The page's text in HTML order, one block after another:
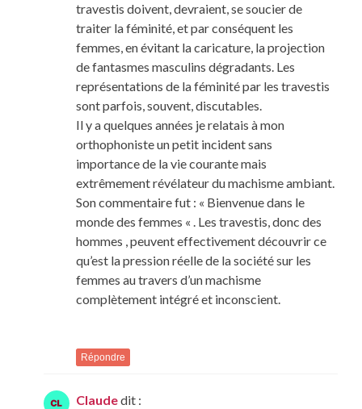
travestis doivent, devraient, se soucier de
traiter la féminité, et par conséquent les
femmes, en évitant la caricature, la projection
de fantasmes masculins dégradants. Les
représentations de la féminité par les travestis
sont parfois, souvent, discutables.
Il y a quelques années je relatais à mon
orthophoniste un petit incident sans
importance de la vie courante mais
extrêmement révélateur du machisme ambiant.
Son commentaire fut : « Bienvenue dans le
monde des femmes « . Les travestis, donc des
hommes , peuvent effectivement découvrir ce
qu’est la pression réelle de la société sur les
femmes au travers d’un machisme
complètement intégré et inconscient.
Répondre
Claudedit :